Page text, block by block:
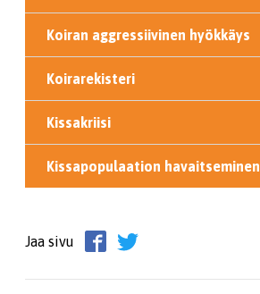
Koiran aggressiivinen hyökkäys
Koirarekisteri
Kissakriisi
Kissapopulaation havaitseminen
Jaa sivu